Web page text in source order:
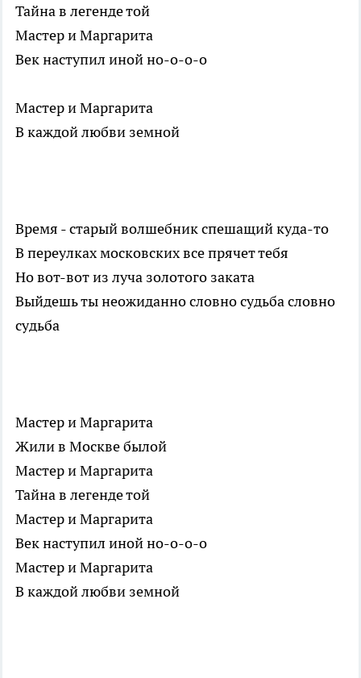
Тайна в легенде той
Мастер и Маргарита
Век наступил иной но-о-о-о
Мастер и Маргарита
В каждой любви земной
Время - старый волшебник спешащий куда-то
В переулках московских все прячет тебя
Но вот-вот из луча золотого заката
Выйдешь ты неожиданно словно судьба словно
судьба
Мастер и Маргарита
Жили в Москве былой
Мастер и Маргарита
Тайна в легенде той
Мастер и Маргарита
Век наступил иной но-о-о-о
Мастер и Маргарита
В каждой любви земной